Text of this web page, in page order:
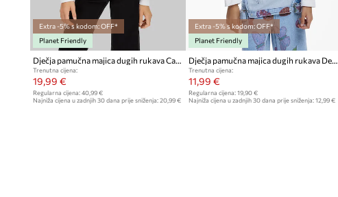
Extra -5% s kodom: OFF*
Planet Friendly
Dječja pamučna majica dugih rukava Calvin Klein Jeans
Trenutna cijena:
19,99 €
Regularna cijena: 40,99 €
Najniža cijena u zadnjih 30 dana prije sniženja: 20,99 €
Extra -5% s kodom: OFF*
Planet Friendly
Dječja pamučna majica dugih rukava Desigual
Trenutna cijena:
11,99 €
Regularna cijena:19,90 €
Najniža cijena u zadnjih 30 dana prije sniženja:12,99 €